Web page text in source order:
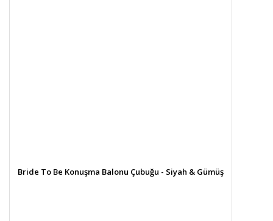
Bride To Be Konuşma Balonu Çubuğu - Siyah & Gümüş